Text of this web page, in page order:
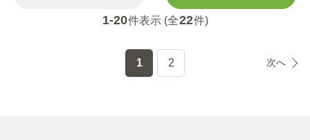
1-20件表示 (全22件)
1 2 次へ